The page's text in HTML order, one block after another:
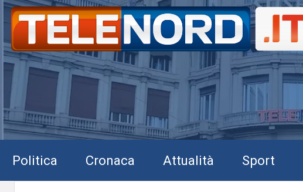
Politica Cronaca Attualità Sport